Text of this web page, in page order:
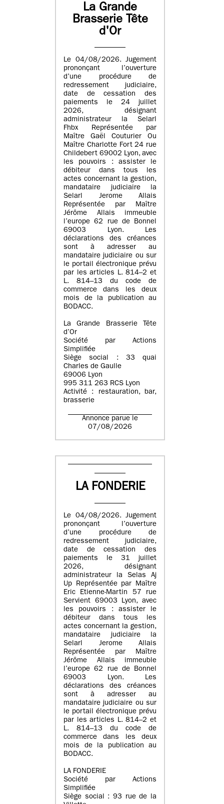
La Grande
Brasserie Tête
d'Or
Le 04/08/2026. Jugement
prononçant l’ouverture
d’une procédure de
redressement judiciaire,
date de cessation des
paiements le 24 juillet
2026, désignant
administrateur la Selarl
Fhbx Représentée par
Maître Gaël Couturier Ou
Maître Charlotte Fort 24 rue
Childebert 69002 Lyon, avec
les pouvoirs : assister le
débiteur dans tous les
actes concernant la gestion,
mandataire judiciaire la
Selarl Jerome Allais
Représentée par Maître
Jérôme Allais immeuble
l’europe 62 rue de Bonnel
69003 Lyon. Les
déclarations des créances
sont à adresser au
mandataire judiciaire ou sur
le portail électronique prévu
par les articles L. 814–2 et
L. 814–13 du code de
commerce dans les deux
mois de la publication au
BODACC.
La Grande Brasserie Tête
d’Or
Société par Actions
Simplifiée
Siège social : 33 quai
Charles de Gaulle
69006 Lyon
995 311 263 RCS Lyon
Activité : restauration, bar,
brasserie
Annonce parue le
07/08/2026
LA FONDERIE
Le 04/08/2026. Jugement
prononçant l’ouverture
d’une procédure de
redressement judiciaire,
date de cessation des
paiements le 31 juillet
2026, désignant
administrateur la Selas Aj
Up Représentée par Maître
Eric Etienne-Martin 57 rue
Servient 69003 Lyon, avec
les pouvoirs : assister le
débiteur dans tous les
actes concernant la gestion,
mandataire judiciaire la
Selarl Jerome Allais
Représentée par Maître
Jérôme Allais immeuble
l’europe 62 rue de Bonnel
69003 Lyon. Les
déclarations des créances
sont à adresser au
mandataire judiciaire ou sur
le portail électronique prévu
par les articles L. 814–2 et
L. 814–13 du code de
commerce dans les deux
mois de la publication au
BODACC.
LA FONDERIE
Société par Actions
Simplifiée
Siège social : 93 rue de la